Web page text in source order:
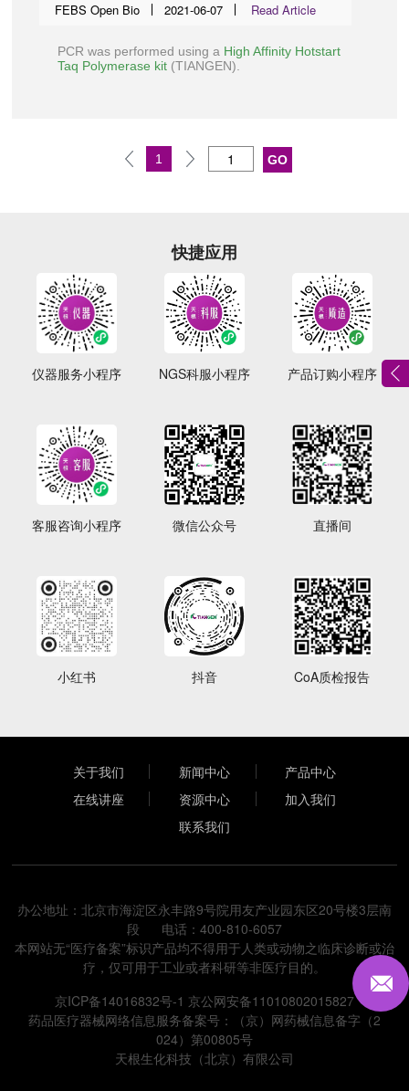
FEBS Open Bio 2021-06-07 Read Article
PCR was performed using a High Affinity Hotstart
Taq Polymerase kit (TIANGEN).
1
快捷应用
仪器服务小程序 NGS科服小程序 产品订购小程序
客服咨询小程序 微信公众号 直播间
小红书 抖音 CoA质检报告
关于我们 新闻中心
产品中心
在线讲座
资源中心
加入我们
联系我们
办公地址：北京市海淀区永丰路9号院用友产业园东区20号楼3层南
段 电话：400-810-6057
本网站无“医疗备案”标识产品均不得用于人类或动物之临床诊断或治
疗，仅可用于工业或者科研等非医疗目的。
京ICP备14016832号-1 京公网安备11010802015827
药品医疗器械网络信息服务备案号：（京）网药械信息备字（2
024）第00805号
天根生化科技（北京）有限公司